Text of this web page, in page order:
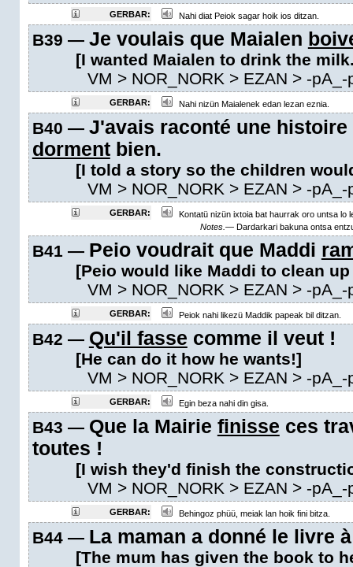
GERBAR: Nahi diat Peiok sagar hoik ios ditzan.
B39 — Je voulais que Maialen
[I wanted Maialen to drink the
VM > NOR_NORK > EZAN > -pA_-
GERBAR: Nahi nizün Maialenek edan lezan eznia.
B40 — J'avais raconté une
dormentbien.
[I told a story so the children
VM > NOR_NORK > EZAN > -pA_-
GERBAR:
Kontatü nizün ixtoia bat haurrak oro untsa lo
Notes.—Dardarkari bakuna ontsa
B41 — Peio voudrait que Maddi
[Peio would like Maddi to clean
VM > NOR_NORK > EZAN > -pA_-
GERBAR: Peiok nahi likezü Maddik papeak bil ditzan.
B42 — Qu'il fasse comme il veut !
[He can do it how he wants!]
VM > NOR_NORK > EZAN > -pA_-
GERBAR: Egin beza nahi din gisa.
B43 — Que la Mairie finisse ces
toutes !
[I wish they'd finish the
VM > NOR_NORK > EZAN > -pA_-
GERBAR: Behingoz phüü, meiak lan hoik fini bitza.
B44 — La maman a donné le livre
[The mum has given the book to